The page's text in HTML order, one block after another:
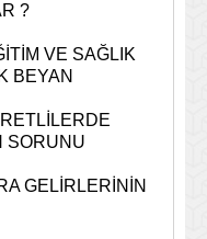
?
VE SAĞLIK
BEYAN
SORUNU
GELİRLERİNİN